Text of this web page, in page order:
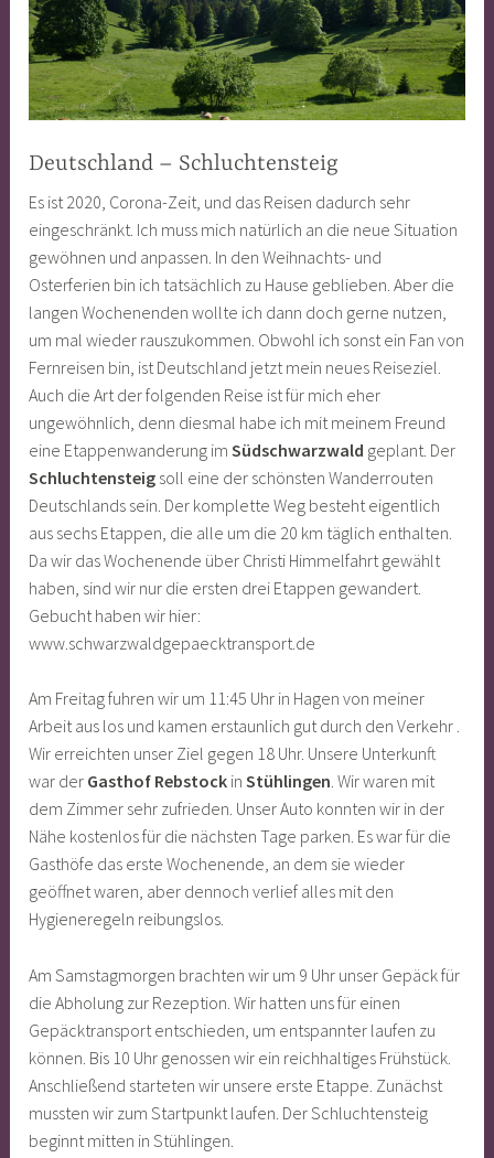
Deutschland – Schluchtensteig
Es ist 2020, Corona-Zeit, und das Reisen dadurch sehr
eingeschränkt. Ich muss mich natürlich an die neue Situation
gewöhnen und anpassen. In den Weihnachts- und
Osterferien bin ich tatsächlich zu Hause geblieben. Aber die
langen Wochenenden wollte ich dann doch gerne nutzen,
um mal wieder rauszukommen. Obwohl ich sonst ein Fan von
Fernreisen bin, ist Deutschland jetzt mein neues Reiseziel.
Auch die Art der folgenden Reise ist für mich eher
ungewöhnlich, denn diesmal habe ich mit meinem Freund
eine Etappenwanderung imSüdschwarzwald geplant. Der
Schluchtensteig soll eine der schönsten Wanderrouten
Deutschlands sein. Der komplette Weg besteht eigentlich
aus sechs Etappen, die alle um die 20 km täglich enthalten.
Da wir das Wochenende über Christi Himmelfahrt gewählt
haben, sind wir nur die ersten drei Etappen gewandert.
Gebucht haben wir hier:
www.schwarzwaldgepaecktransport.de
Am Freitag fuhren wir um 11:45 Uhr in Hagen von meiner
Arbeit aus los und kamen erstaunlich gut durch den Verkehr .
Wir erreichten unser Ziel gegen 18 Uhr. Unsere Unterkunft
war der Gasthof Rebstock inStühlingen. Wir waren mit
dem Zimmer sehr zufrieden. Unser Auto konnten wir in der
Nähe kostenlos für die nächsten Tage parken. Es war für die
Gasthöfe das erste Wochenende, an dem sie wieder
geöffnet waren, aber dennoch verlief alles mit den
Hygieneregeln reibungslos.
Am Samstagmorgen brachten wir um 9 Uhr unser Gepäck für
die Abholung zur Rezeption. Wir hatten uns für einen
Gepäcktransport entschieden, um entspannter laufen zu
können. Bis 10 Uhr genossen wir ein reichhaltiges Frühstück.
Anschließend starteten wir unsere erste Etappe. Zunächst
mussten wir zum Startpunkt laufen. Der Schluchtensteig
beginnt mitten in Stühlingen.